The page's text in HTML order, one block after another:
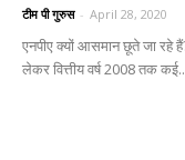
टीम पी गुरुस - April 28, 2020
एनपीए क्यों आसमान छूते जा रहे
लेकर वित्तीय वर्ष 2008 तक